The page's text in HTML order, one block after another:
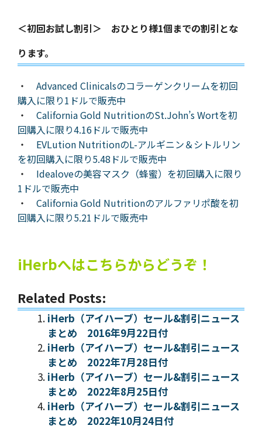
＜初回お試し割引＞ おひとり様1個までの割引とな
ります。
・ Advanced Clinicalsのコラーゲンクリームを初回
購入に限り1ドルで販売中
・ California Gold NutritionのSt.John’s Wortを初
回購入に限り4.16ドルで販売中
・ EVLution NutritionのL-アルギニン＆シトルリン
を初回購入に限り5.48ドルで販売中
・ Idealoveの美容マスク（蜂蜜）を初回購入に限り
1ドルで販売中
・ California Gold Nutritionのアルファリポ酸を初
回購入に限り5.21ドルで販売中
iHerbへはこちらからどうぞ！
Related Posts:
iHerb（アイハーブ）セール&割引ニュース
まとめ 2016年9月22日付
iHerb（アイハーブ）セール&割引ニュース
まとめ 2022年7月28日付
iHerb（アイハーブ）セール&割引ニュース
まとめ 2022年8月25日付
iHerb（アイハーブ）セール&割引ニュース
まとめ 2022年10月24日付